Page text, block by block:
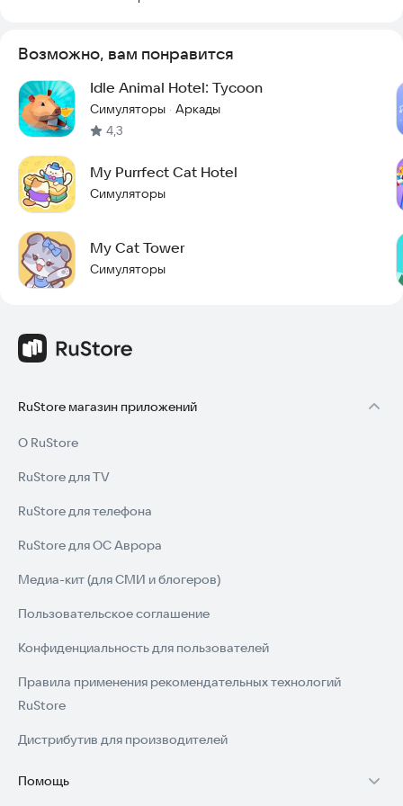
• Запуск в одно касание — растет, пока you спите!
• Вид на пруд — успокаивающая атмосфера, никакой спешки!
• Tycoon Power — Простое управление, большие награды!
Идеально подходит для:
• Любителей игр в жанре «idle game» (например, Egg Inc,
AdVenture Capitalist)
• Игроков в жанре «уютный магнат» (Hotel Empire + отдых)
• Занятых людей — Зарабатывайте 24/7 в автономном
режиме!
идеальный отель для лягушек.
Возможно, вам понравится
Idle Animal Hotel: Tycoon
Симуляторы · Аркады
4,3
My Purrfect Cat Hotel
Симуляторы
My Cat Tower
Симуляторы
RuStore магазин приложений
О RuStore
RuStore для TV
RuStore для телефона
RuStore для ОС Аврора
Медиа-кит (для СМИ и блогеров)
Пользовательское соглашение
Конфиденциальность для пользователей
Правила применения рекомендательных технологий
RuStore
Дистрибутив для производителей
Помощь